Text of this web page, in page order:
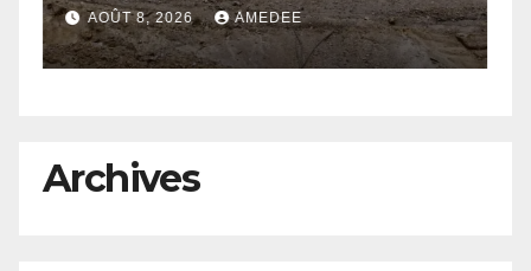
Continuisme : de l’économie
de l’extraction à l’économie
AOÛT 8, 2026 AMEDEE
Archives